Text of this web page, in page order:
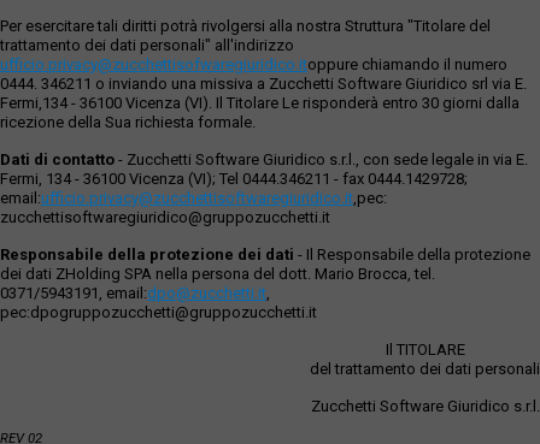
Per esercitare tali diritti potrà rivolgersi alla nostra Struttura "Titolare del
trattamento dei dati personali" all'indirizzo
ufficio.privacy@zucchettisofwaregiuridico.itoppure chiamando il numero
0444. 346211 o inviando una missiva a Zucchetti Software Giuridico srl via E.
Fermi,134 - 36100 Vicenza (VI). Il Titolare Le risponderà entro 30 giorni dalla
ricezione della Sua richiesta formale.
Dati di contatto - Zucchetti Software Giuridico s.r.l., con sede legale in via E.
Fermi, 134 - 36100 Vicenza (VI); Tel 0444.346211 - fax 0444.1429728;
email:ufficio.privacy@zucchettisoftwaregiuridico.it,pec:
zucchettisoftwaregiuridico@gruppozucchetti.it
Responsabile della protezione dei dati - Il Responsabile della protezione
dei dati ZHolding SPA nella persona del dott. Mario Brocca, tel.
0371/5943191, email:dpo@zucchetti.it,
pec:dpogruppozucchetti@gruppozucchetti.it
Il TITOLARE
del trattamento dei dati personali
Zucchetti Software Giuridico s.r.l.
REV 02